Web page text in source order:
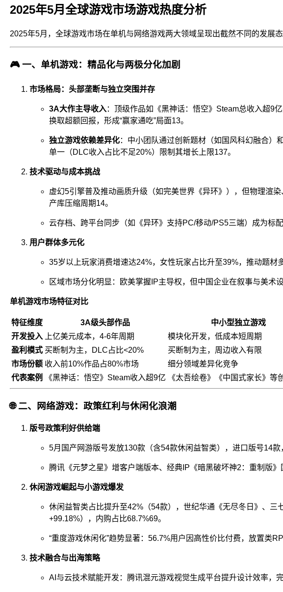
2025年5月全球游戏市场游戏热度分析
2025年5月，全球游戏市场在单机与网络游戏两大领域呈现出截然不同的发展
🎮一、单机游戏：精品化与两极分化加剧
市场格局：头部垄断与独立突围并存
3A大作主导收入：顶级作品如《黑神话：悟空》Steam总收入超9
换取超额回报，形成“赢家通吃”局面13。
独立游戏依赖差异化：中小团队通过创新题材（如国风科幻融合）
单一（DLC收入占比不足20%）限制其增长上限137。
技术驱动与成本挑战
虚幻5引擎普及推动画质升级（如完美世界《异环》），但物理渲
产库压缩周期14。
云存档、跨平台同步（如《异环》支持PC/移动/PS5三端）成为标
用户群体多元化
35岁以上玩家消费增速达24%，女性玩家占比升至39%，推动题材
区域市场分化明显：欧美掌握IP主导权，但中国企业在叙事与美
单机游戏市场特征对比
特征维度 3A级头部作品
中小型独立游戏
开发投入
上亿美元成本，4-6年周期
模块化开发，低成本短周期
盈利模式 买断制为主，DLC占比<20%
买断制为主，周边收入有限
市场份额 收入前10%作品占80%市场
细分领域差异化竞争
代表案例
《黑神话：悟空》Steam收入超9亿 《太吾绘卷》《中国式家长》等
🌐二、网络游戏：政策红利与休闲化浪潮
版号政策利好供给端
5月国产网游版号发放130款（含54款休闲益智类），进口版号14
腾讯《元梦之星》增客户端版本、经典IP《暗黑破坏神2：重制版
休闲游戏崛起与小游戏爆发
休闲益智类占比提升至42%（54款），世纪华通《无尽冬日》、
+99.18%），内购占比68.7%69。
“重度游戏休闲化”趋势显著：56.7%用户因高性价比付费，放置类
技术融合与出海策略
AI与云技术赋能开发：腾讯混元游戏视觉生成平台提升设计效率，